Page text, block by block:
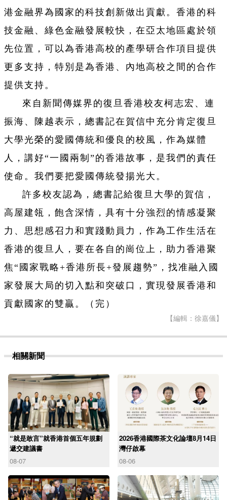
港金融界為國家的科技創新做出貢獻。香港的科
技金融、綠色金融發展較快，在亞太地區處於領
先位置，可以為香港高校的產學研合作項目提供
更多支持，特別是為香港、內地高校之間的合作
提供支持。
來自新聞傳媒界的復旦香港校友柯志宏、連
振海、陳越表示，總書記在賀信中充分肯定復旦
大學光榮的愛國傳統和優良的校風，作為媒體
人，講好“一國兩制”的香港故事，是我們的責任
使命。我們要把愛國傳統發揚光大。
許多校友認為，總書記給復旦大學的賀信，
高屋建瓴，飽含深情，具有十分強烈的情感凝聚
力、思想感召力和實踐動員力，作為工作生活在
香港的復旦人，要在各自的崗位上，助力香港聚
焦“國家戰略+香港所長+發展趨勢”，找准融入國
家發展大局的切入點和突破口，實現發展香港和
貢獻國家的雙贏。（完）
【編輯：徐嘉儀】
相關新聞
“就是敢言”就香港首個五年規劃
遞交建議書
08-07
2026香港國際茶文化論壇8月14日
灣仔啟幕
08-06